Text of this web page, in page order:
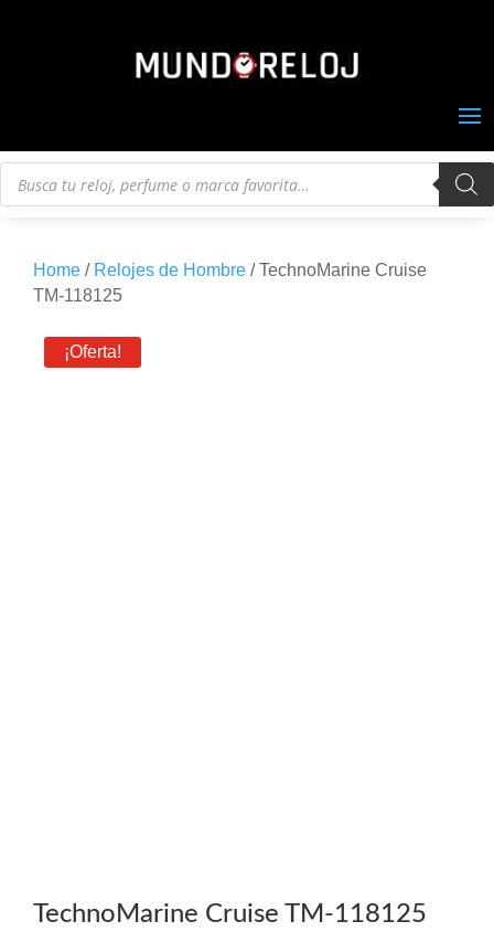
Búsqueda
Home / Relojes de Hombre / TechnoMarine Cruise
TM-118125
¡Oferta!
TechnoMarine Cruise TM-118125